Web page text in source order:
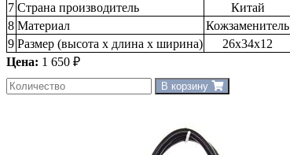
7 Страна производитель
Китай
8 Материал
Кожзаменитель
9 Размер (высота х длина х ширина)
26х34х12
Цена: 1 650 ₽
В корзину